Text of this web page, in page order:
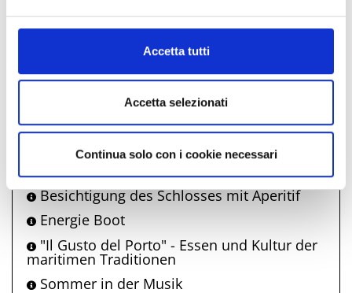
informazioni complete sul trattamento dati clicca qui:
Accetta tutti
Accetta selezionati
Continua solo con i cookie necessari
WonderWalks - Wanderausstellung
Lebendiges Glockenspiel
Nonno Bunter - Straßenspiele Bellaria
Made in Bim - Konzerte lokaler Künstler
Marea di Liscio – Musik und Tanz nach
romagnolischer Tradition
Besichtigung des Schlosses mit Aperitif
Energie Boot
"Il Gusto del Porto" - Essen und Kultur der
maritimen Traditionen
Sommer in der Musik